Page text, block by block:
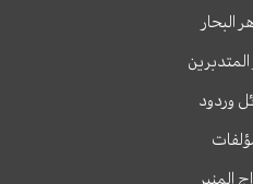
البحار
وردود
المنير